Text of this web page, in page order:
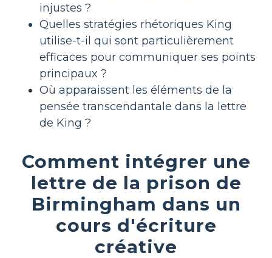
injustes ?
Quelles stratégies rhétoriques King
utilise-t-il qui sont particulièrement
efficaces pour communiquer ses points
principaux ?
Où apparaissent les éléments de la
pensée transcendantale dans la lettre
de King ?
Comment intégrer une
lettre de la prison de
Birmingham dans un
cours d'écriture
créative